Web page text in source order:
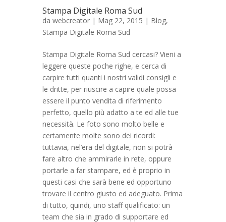
Stampa Digitale Roma Sud
da webcreator | Mag 22, 2015 | Blog,
Stampa Digitale Roma Sud
Stampa Digitale Roma Sud cercasi? Vieni a
leggere queste poche righe, e cerca di
carpire tutti quanti i nostri validi consigli e
le dritte, per riuscire a capire quale possa
essere il punto vendita di riferimento
perfetto, quello più adatto a te ed alle tue
necessità. Le foto sono molto belle e
certamente molte sono dei ricordi:
tuttavia, nel’era del digitale, non si potrà
fare altro che ammirarle in rete, oppure
portarle a far stampare, ed è proprio in
questi casi che sarà bene ed opportuno
trovare il centro giusto ed adeguato. Prima
di tutto, quindi, uno staff qualificato: un
team che sia in grado di supportare ed